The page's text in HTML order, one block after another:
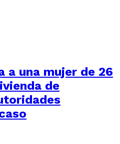
a una mujer de 26
de